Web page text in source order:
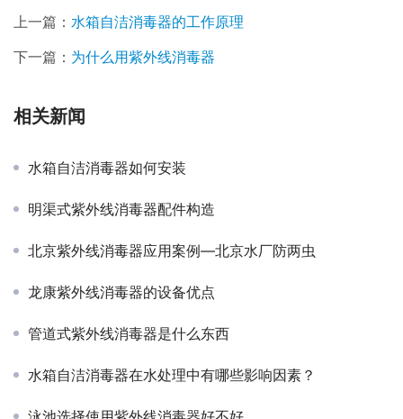
上一篇： 水箱自洁消毒器的工作原理
下一篇： 为什么用紫外线消毒器
相关新闻
水箱自洁消毒器如何安装
明渠式紫外线消毒器配件构造
北京紫外线消毒器应用案例—北京水厂防两虫
龙康紫外线消毒器的设备优点
管道式紫外线消毒器是什么东西
水箱自洁消毒器在水处理中有哪些影响因素？